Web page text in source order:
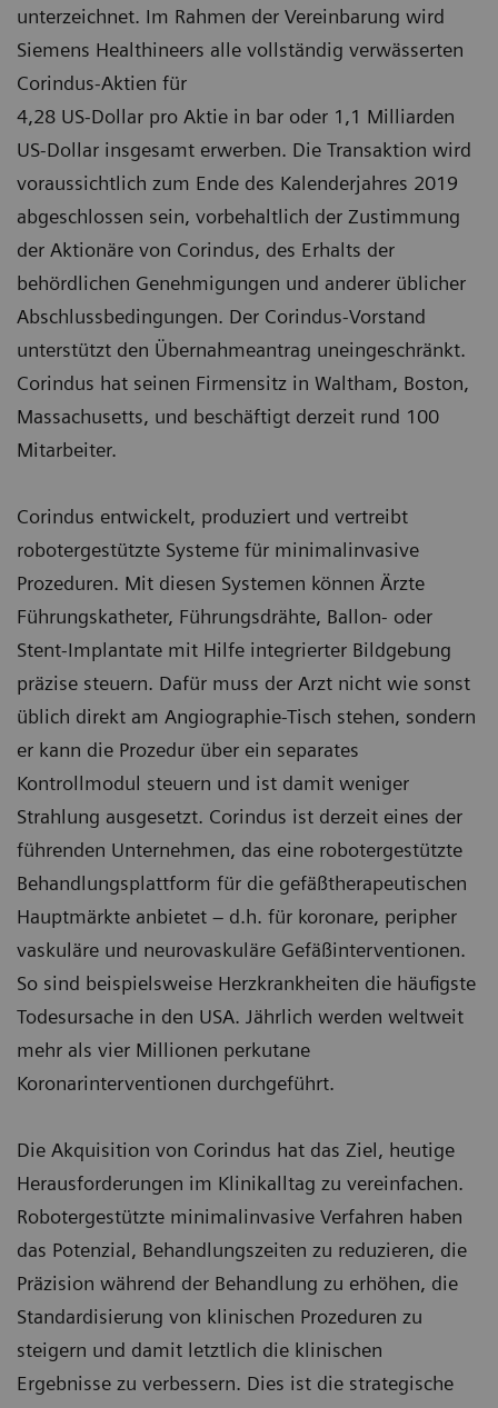
unterzeichnet. Im Rahmen der Vereinbarung wird
Siemens Healthineers alle vollständig verwässerten
Corindus-Aktien für
4,28 US-Dollar pro Aktie in bar oder 1,1 Milliarden
US-Dollar insgesamt erwerben. Die Transaktion wird
voraussichtlich zum Ende des Kalenderjahres 2019
abgeschlossen sein, vorbehaltlich der Zustimmung
der Aktionäre von Corindus, des Erhalts der
behördlichen Genehmigungen und anderer üblicher
Abschlussbedingungen. Der Corindus-Vorstand
unterstützt den Übernahmeantrag uneingeschränkt.
Corindus hat seinen Firmensitz in Waltham, Boston,
Massachusetts, und beschäftigt derzeit rund 100
Mitarbeiter.
Corindus entwickelt, produziert und vertreibt
robotergestützte Systeme für minimalinvasive
Prozeduren. Mit diesen Systemen können Ärzte
Führungskatheter, Führungsdrähte, Ballon- oder
Stent-Implantate mit Hilfe integrierter Bildgebung
präzise steuern. Dafür muss der Arzt nicht wie sonst
üblich direkt am Angiographie-Tisch stehen, sondern
er kann die Prozedur über ein separates
Kontrollmodul steuern und ist damit weniger
Strahlung ausgesetzt. Corindus ist derzeit eines der
führenden Unternehmen, das eine robotergestützte
Behandlungsplattform für die gefäßtherapeutischen
Hauptmärkte anbietet – d.h. für koronare, peripher
vaskuläre und neurovaskuläre Gefäßinterventionen.
So sind beispielsweise Herzkrankheiten die häufigste
Todesursache in den USA. Jährlich werden weltweit
mehr als vier Millionen perkutane
Koronarinterventionen durchgeführt.
Die Akquisition von Corindus hat das Ziel, heutige
Herausforderungen im Klinikalltag zu vereinfachen.
Robotergestützte minimalinvasive Verfahren haben
das Potenzial, Behandlungszeiten zu reduzieren, die
Präzision während der Behandlung zu erhöhen, die
Standardisierung von klinischen Prozeduren zu
steigern und damit letztlich die klinischen
Ergebnisse zu verbessern. Dies ist die strategische